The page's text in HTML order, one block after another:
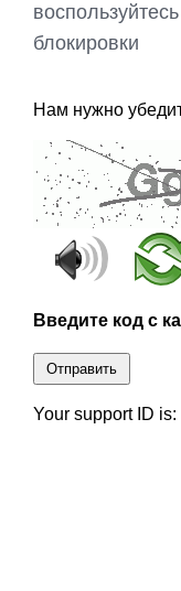
блокировки
Нам нужно
Введите код с
Отправить
Your support ID